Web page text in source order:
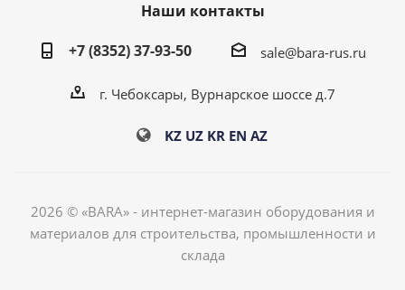
Наши контакты
+7 (8352) 37-93-50
sale@bara-rus.ru
г. Чебоксары, Вурнарское шоссе д.7
KZ UZ KR EN AZ
2026 © «BARA» - интернет-магазин оборудования и
материалов для строительства, промышленности и
склада